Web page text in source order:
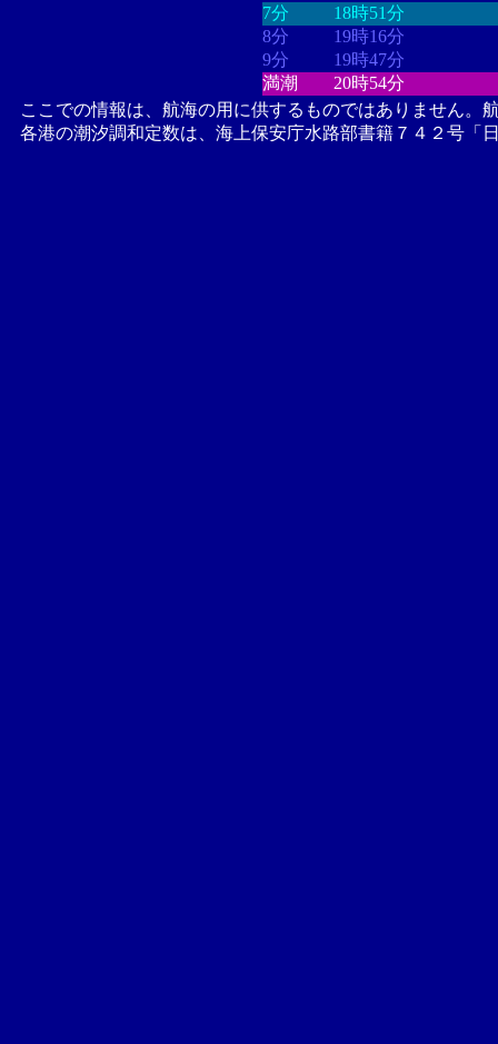
7分
18時51分
8分
19時16分
9分
19時47分
満潮
20時54分
ここでの情報は、航海の用に供するものではありません。
各港の潮汐調和定数は、海上保安庁水路部書籍７４２号「